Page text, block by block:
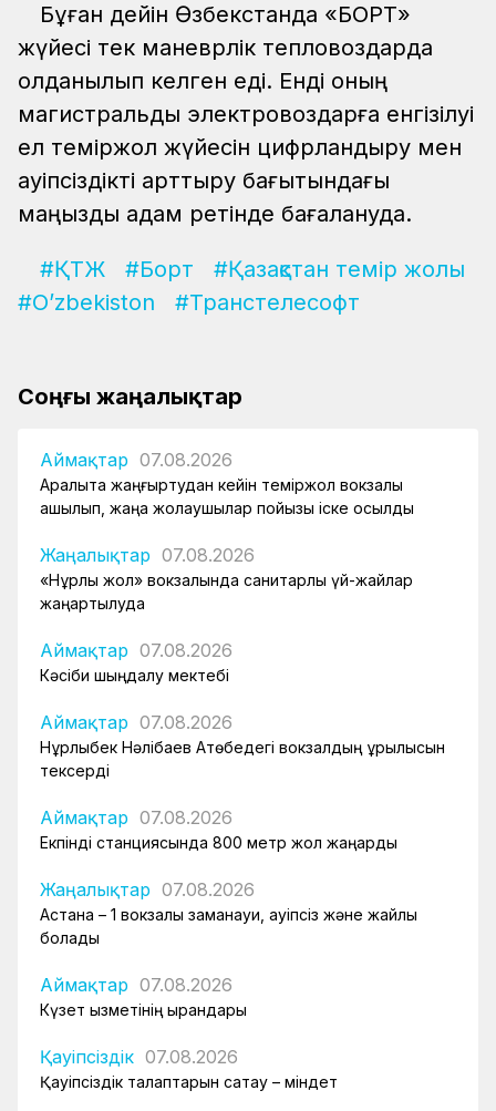
Бұған дейін Өзбекстанда «БОРТ»
жүйесі тек маневрлік тепловоздарда
қолданылып келген еді. Енді оның
магистральдық электровоздарға енгізілуі
ел теміржол жүйесін цифрландыру мен
қауіпсіздікті арттыру бағытындағы
маңызды қадам ретінде бағалануда.
#ҚТЖ #Борт
#Қазақстан темір жолы
#O’zbekiston
#Транстелесофт
Соңғы жаңалықтар
Аймақтар 07.08.2026
Арқалықта жаңғыртудан кейін теміржол вокзалы
ашылып, жаңа жолаушылар пойызы іске қосылды
Жаңалықтар 07.08.2026
«Нұрлы жол» вокзалында санитарлық үй-жайлар
жаңартылуда
Аймақтар 07.08.2026
Кәсіби шыңдалу мектебі
Аймақтар 07.08.2026
Нұрлыбек Нәлібаев Ақтөбедегі вокзалдың құрылысын
тексерді
Аймақтар 07.08.2026
Екпінді станциясында 800 метр жол жаңарды
Жаңалықтар 07.08.2026
Астана – 1 вокзалы заманауи, қауіпсіз және жайлы
болады
Аймақтар 07.08.2026
Күзет қызметінің қырандары
Қауіпсіздік 07.08.2026
Қауіпсіздік талаптарын сақтау – міндет